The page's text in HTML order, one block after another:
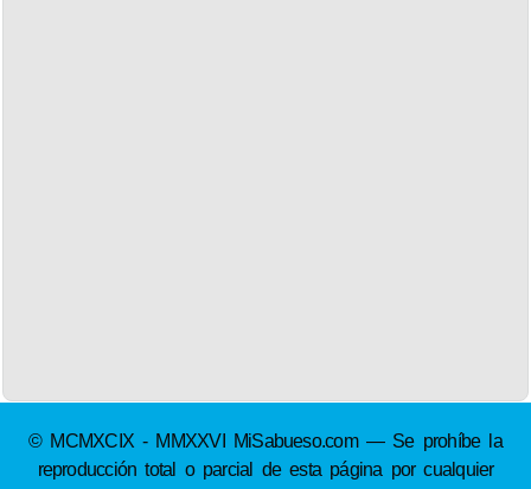
© MCMXCIX - MMXXVI MiSabueso.com — Se prohíbe la
reproducción total o parcial de esta página por cualquier